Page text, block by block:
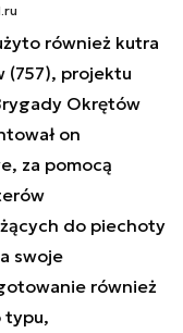
również kutra
(757), projektu
Okrętów
on
za pomocą
do piechoty
swoje
również
typu,